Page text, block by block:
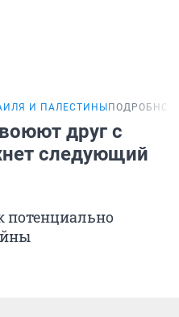
И ПАЛЕСТИНЫ
друг с
следующий
потенциально